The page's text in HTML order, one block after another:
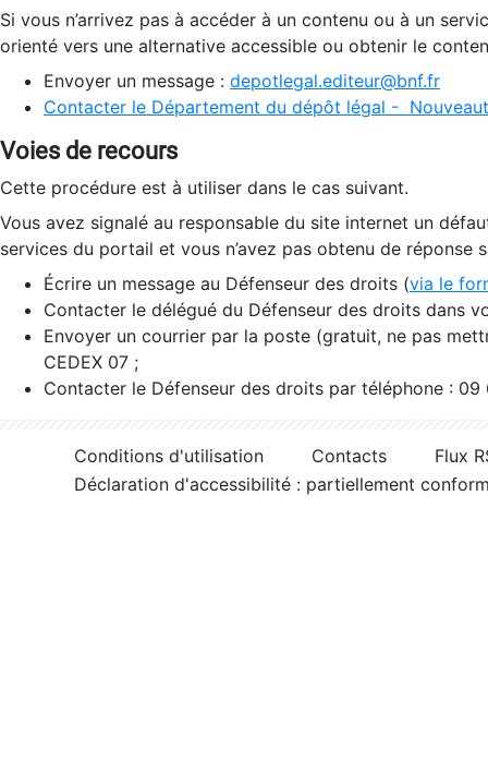
Si vous n’arrivez pas à accéder à un contenu ou à un
orienté vers une alternative accessible ou obtenir le
Envoyer un message : depotlegal.editeur@bnf.fr
Contacter le Département du dépôt légal -
Voies de recours
Cette procédure est à utiliser dans le cas suivant.
Vous avez signalé au responsable du site internet un
services du portail et vous n’avez pas obtenu de réponse
Écrire un message au Défenseur des droits (via le
Contacter le délégué du Défenseur des droits dans
Envoyer un courrier par la poste (gratuit, ne pas
CEDEX 07 ;
Contacter le Défenseur des droits par téléphone :
Conditions d'utilisation Contacts
Flux
Déclaration d'accessibilité : partiellement